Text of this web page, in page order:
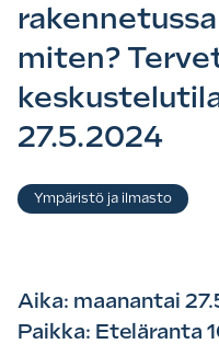
miten?
27.5.2024
Asiasanat
Ympäristö ja ilmasto
Aika: maanantai
Paikka: Eteläranta